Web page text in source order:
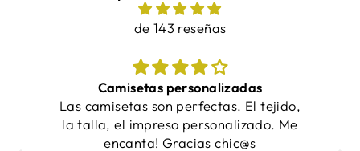
de 143 reseñas
Camisetas personalizadas
Las camisetas son perfectas. El tejido,
la talla, el impreso personalizado. Me
encanta! Gracias chic@s